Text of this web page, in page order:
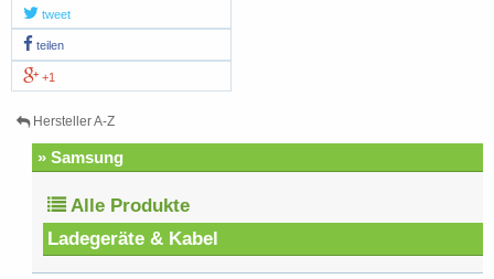
tweet
teilen
+1
Hersteller A-Z
» Samsung
Alle Produkte
Ladegeräte & Kabel